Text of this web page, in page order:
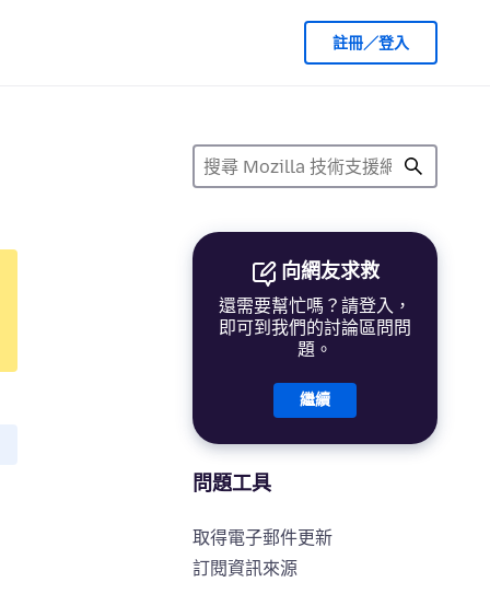
註冊／登入
向網友求救
還需要幫忙嗎？請登入，
即可到我們的討論區問問
題。
繼續
問題工具
取得電子郵件更新
訂閱資訊來源